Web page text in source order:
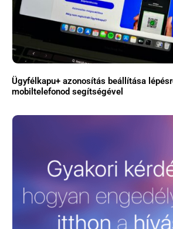
Ügyfélkapu+ azonosítás beállítása
mobiltelefonod segítségével